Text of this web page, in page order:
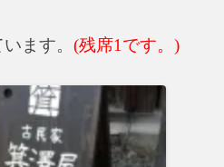
ます。 (残席1です。)